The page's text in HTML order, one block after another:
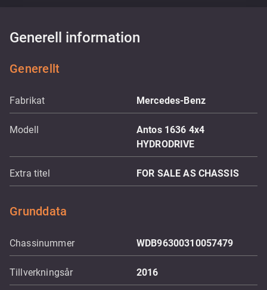
Generell information
Generellt
Fabrikat Mercedes-Benz
Modell
Antos 1636 4x4
HYDRODRIVE
Extra titel FOR SALE AS CHASSIS
Grunddata
Chassinummer WDB96300310057479
Tillverkningsår 2016